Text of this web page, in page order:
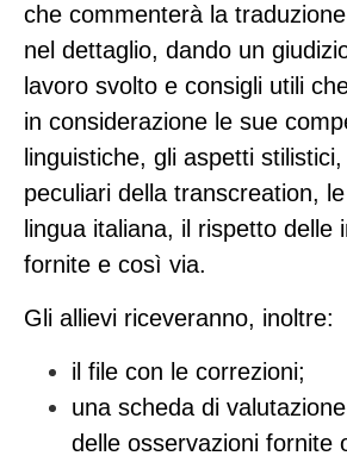
che commenterà la traduzione
nel dettaglio, dando un
lavoro svolto e consigli utili
in considerazione le sue
linguistiche, gli aspetti
peculiari della transcreation,
lingua italiana, il rispetto delle
fornite e così via.
Gli allievi riceveranno, inoltre:
il file con le correzioni;
una scheda di
delle osservazioni fornite